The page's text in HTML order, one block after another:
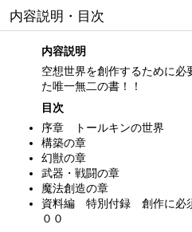
内容説明・目次
内容説明
空想世界を創作するために必
た唯一無二の書！！
目次
序章 トールキンの世界
構築の章
幻獣の章
武器・戦闘の章
魔法創造の章
資料編 特別付録 創作に必
００